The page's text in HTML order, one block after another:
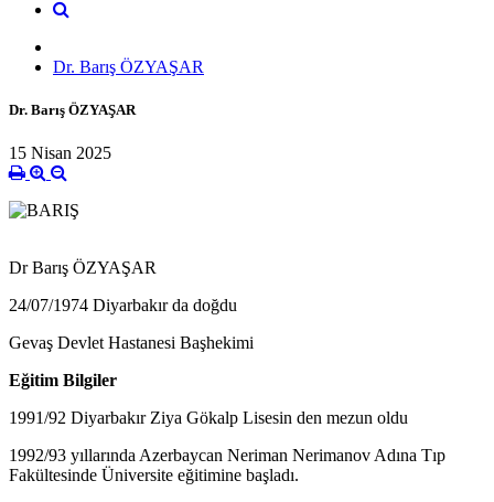
Dr. Barış ÖZYAŞAR
Dr. Barış ÖZYAŞAR
15 Nisan 2025
Dr Barış ÖZYAŞAR
24/07/1974 Diyarbakır da doğdu
Gevaş Devlet Hastanesi Başhekimi
Eğitim Bilgiler
1991/92 Diyarbakır Ziya Gökalp Lisesin den mezun oldu
1992/93 yıllarında Azerbaycan Neriman Nerimanov Adına Tıp
Fakültesinde Üniversite eğitimine başladı.